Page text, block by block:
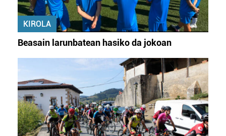
KIROLA
Beasain larunbatean hasiko da jokoan